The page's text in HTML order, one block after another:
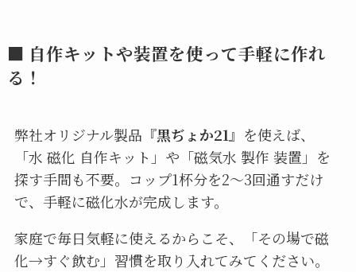
■ 自作キットや装置を使って手軽に作れ
る！
弊社オリジナル製品『黒ぢょか21』を使えば、
「水 磁化 自作キット」や「磁気水 製作 装置」を
探す手間も不要。コップ1杯分を2〜3回通すだけ
で、手軽に磁化水が完成します。
家庭で毎日気軽に使えるからこそ、「その場で磁
化→すぐ飲む」習慣を取り入れてみてください。